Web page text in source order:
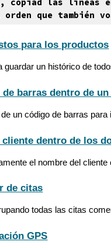
copiad las líneas
orden que también
para los productos
guardar un histórico de
barras dentro de
un código de barras
dentro de los
el nombre del
de citas
todas las citas
GPS